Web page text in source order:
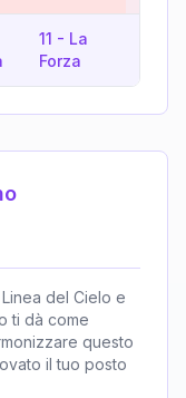
11 - La
Forza
del Cielo e
ti dà come
questo
il tuo posto